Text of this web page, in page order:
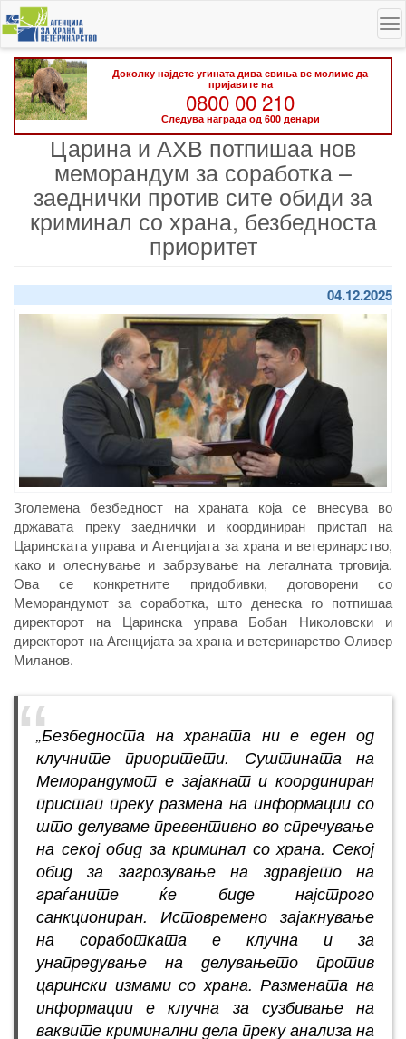
Skip
to
main
content
Доколку најдете угината дива свиња ве молиме да
пријавите на
0800 00 210
Следува награда од 600 денари
Царина и АХВ потпишаа нов
меморандум за соработка –
заеднички против сите обиди за
криминал со храна, безбедноста
приоритет
04.12.2025
Зголемена безбедност на храната која се внесува во
државата преку заеднички и координиран пристап на
Царинската управа и Агенцијата за храна и ветеринарство,
како и олеснување и забрзување на легалната трговија.
Ова се конкретните придобивки, договорени со
Меморандумот за соработка, што денеска го потпишаа
директорот на Царинска управа Бобан Николовски и
директорот на Агенцијата за храна и ветеринарство Оливер
Миланов.
„Безбедноста на храната ни е еден од
клучните приоритети. Суштината на
Меморандумот е зајакнат и координиран
пристап преку размена на информации со
што делуваме превентивно во спречување
на секој обид за криминал со храна. Секој
обид за загрозување на здравјето на
граѓаните ќе биде најстрого
санкциониран. Истовремено зајакнување
на соработката е клучна и за
унапредување на делувањето против
царински измами со храна. Размената на
информации е клучна за сузбивање на
ваквите криминални дела преку анализа на